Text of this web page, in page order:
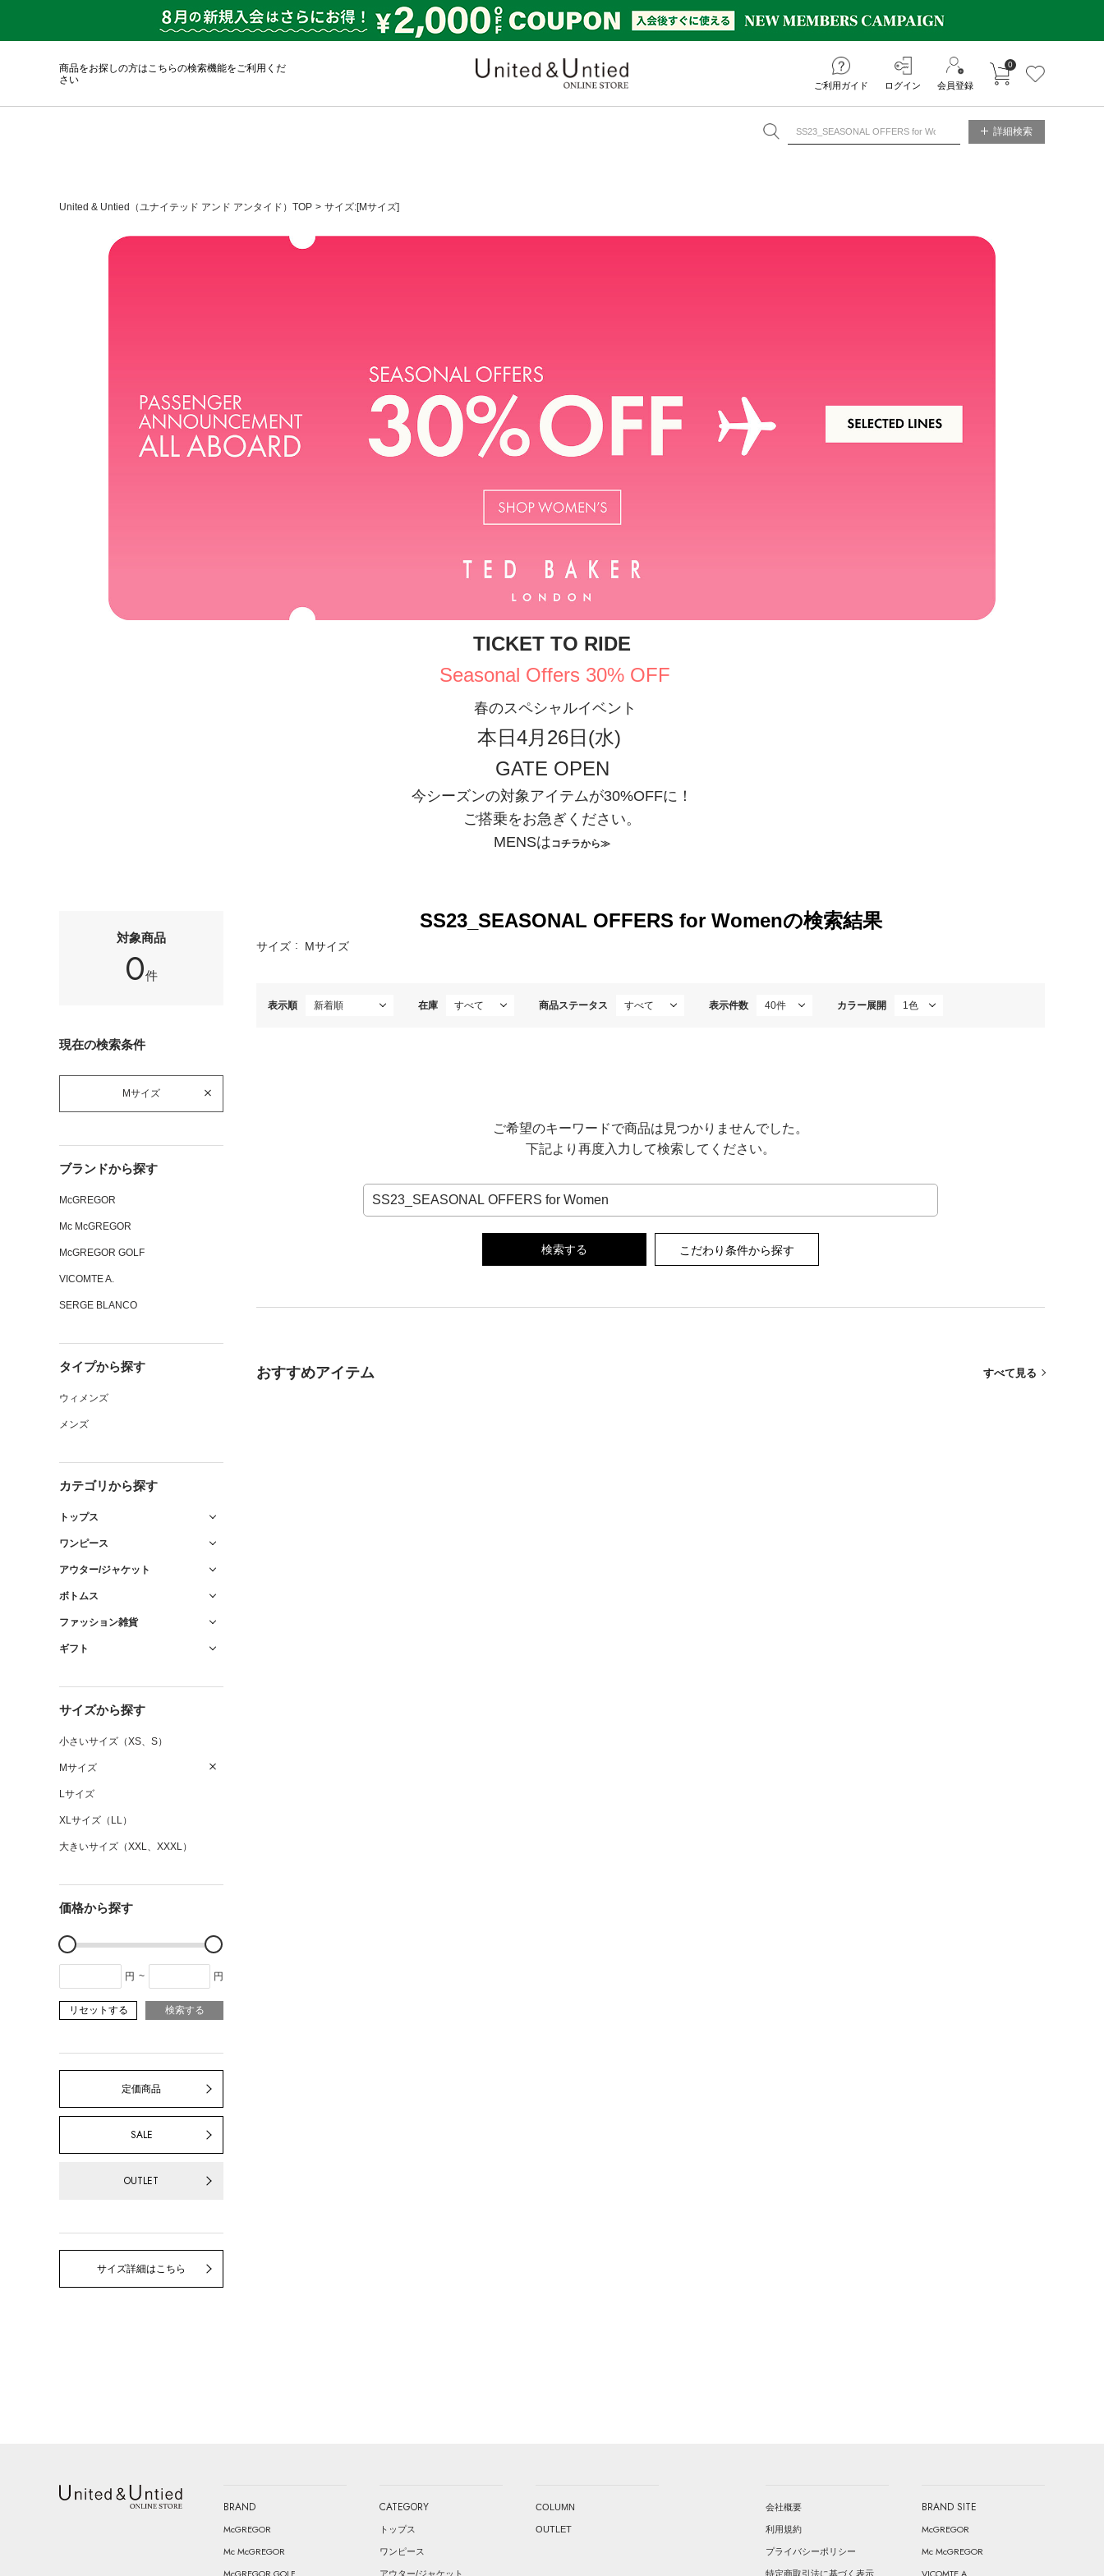
商品をお探しの方はこちらの検索機能をご利用くだ
さい
ご利用ガイド ログイン 会員登録
カートに入れる
0
詳細検索
United & Untied（ユナイテッド アンド アンタイド）TOP サイズ:[Mサイズ]
TICKET TO RIDE
Seasonal Offers 30% OFF
春のスペシャルイベント
本日4月26日(水)
GATE OPEN
今シーズンの対象アイテムが30%OFFに！
ご搭乗をお急ぎください。
MENSはコチラから≫
対象商品
0件
現在の検索条件
Mサイズ
ブランドから探す
McGREGOR
Mc McGREGOR
McGREGOR GOLF
VICOMTE A.
SERGE BLANCO
タイプから探す
ウィメンズ
メンズ
カテゴリから探す
トップス
ワンピース
アウター/ジャケット
ボトムス
ファッション雑貨
ギフト
サイズから探す
小さいサイズ（XS、S）
Mサイズ
Lサイズ
XLサイズ（LL）
大きいサイズ（XXL、XXXL）
価格から探す
円 ~ 円
リセットする 検索する
定価商品
SALE
OUTLET
サイズ詳細はこちら
SS23_SEASONAL OFFERS for Womenの検索結果
サイズ Mサイズ
表示順 在庫 商品ステータス 表示件数 カラー展開
ご希望のキーワードで商品は見つかりませんでした。
下記より再度入力して検索してください。
こだわり条件から探す
おすすめアイテム すべて見る
United & Untied ONLINE STORE
BRAND
McGREGOR
Mc McGREGOR
CATEGORY
トップス
ワンピース
アウター/ジャケット
COLUMN
OUTLET
会社概要
利用規約
プライバシーポリシー
特定商取引法に基づく表示
BRAND SITE
McGREGOR
Mc McGREGOR